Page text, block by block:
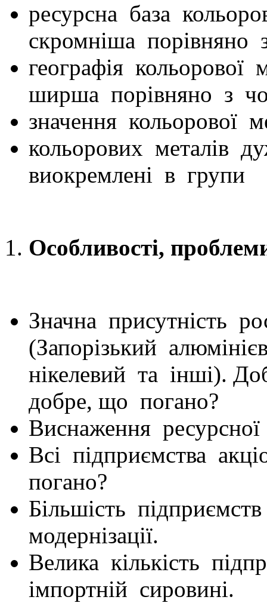
ресурсна база
скромніша порівняно
географія кольорової
ширша порівняно з
значення кольорової
кольорових металів
виокремлені в групи
Особливості,
Значна присутність
(Запорізький
нікелевий та інші).
добре, що погано?
Виснаження
Всі підприємства
погано?
Більшість
модернізації.
Велика кількість
імпортній сировині.